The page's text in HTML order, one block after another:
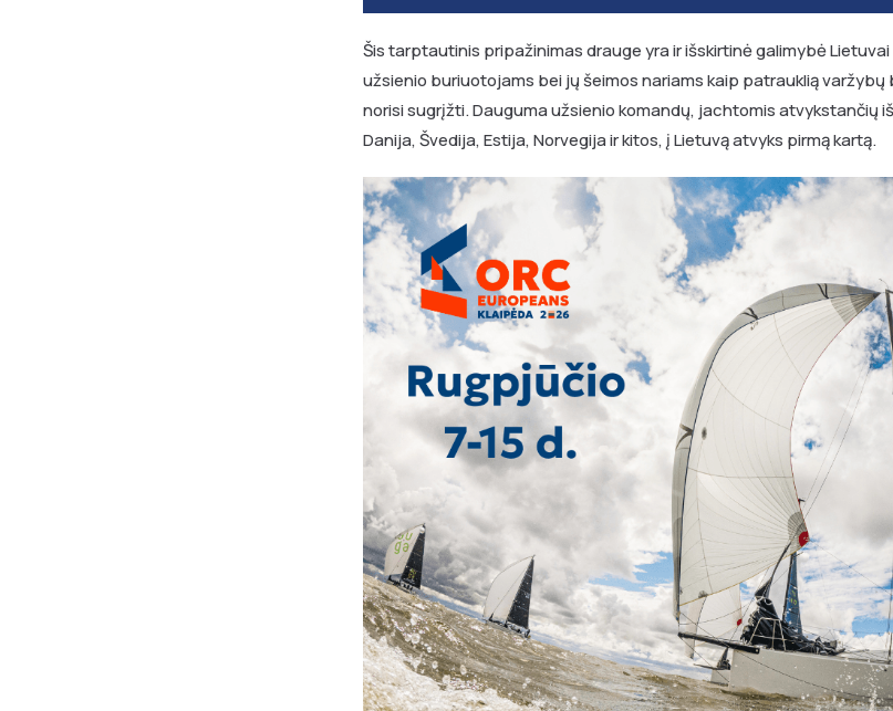
Šis tarptautinis pripažinimas drauge yra ir išskirtinė galimybė
užsienio buriuotojams bei jų šeimos nariams kaip patrauklią
norisi sugrįžti. Dauguma užsienio komandų, jachtomis atvykstančių
Danija, Švedija, Estija, Norvegija ir kitos, į Lietuvą atvyks pirmą kartą.